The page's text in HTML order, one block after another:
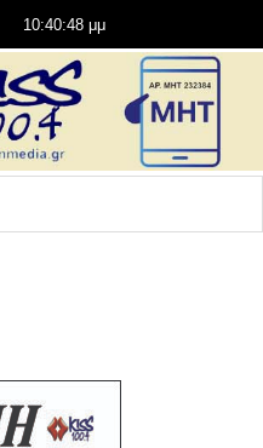
10:40:49 μμ